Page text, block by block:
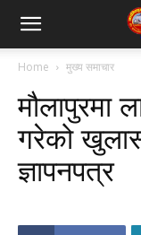
Home मुख्य समाचार
मौलापुरमा
गरेको
ज्ञापनपत्र